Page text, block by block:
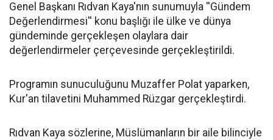
Genel Başkanı Rıdvan Kaya'nın sunumuyla ''Gündem
Değerlendirmesi'' konu başlığı ile ülke ve dünya
gündeminde gerçekleşen olaylara dair
değerlendirmeler çerçevesinde gerçekleştirildi.
Programın sunuculuğunu Muzaffer Polat yaparken,
Kur'an tilavetini Muhammed Rüzgar gerçekleştirdi.
Rıdvan Kaya sözlerine, Müslümanların bir aile bilinciyle